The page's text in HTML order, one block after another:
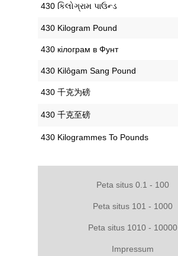
‎430 કિલોગ્રામ પાઉન્ડ
‎430 Kilogram Pound
‎430 кілограм в Фунт
‎430 Kilôgam Sang Pound
‎430 千克为磅
‎430 千克至磅
‎430 Kilogrammes To Pounds
Peta situs 0.1 - 100
Peta situs 101 - 1000
Peta situs 1010 - 10000
Impressum